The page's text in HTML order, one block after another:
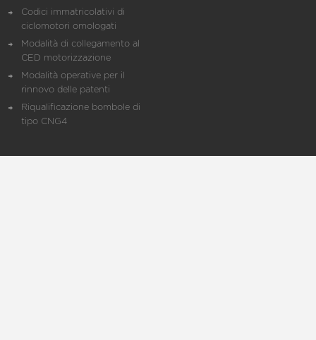
Codici immatricolativi di
ciclomotori omologati
Modalità di collegamento al
CED motorizzazione
Modalità operative per il
rinnovo delle patenti
Riqualificazione bombole di
tipo CNG4